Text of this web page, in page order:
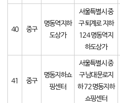
40 중구
명동역지하
도상가
서울특별시 중
구 퇴계로 지하
124 명동역지
하도상가
41 중구
명동지하쇼
핑센터
서울특별시 중
구 남대문로지
하 72 명동지하
쇼핑센터